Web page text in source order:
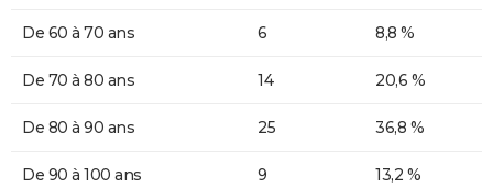
De 60 à 70 ans 6 8,8 %
De 70 à 80 ans 14 20,6 %
De 80 à 90 ans 25 36,8 %
De 90 à 100 ans 9 13,2 %